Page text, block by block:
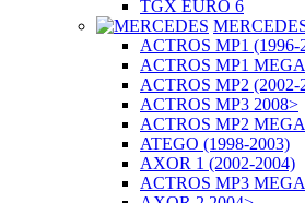
TGX EURO 6
ACTROS MP1 (1996-
ACTROS MP1
ACTROS MP2 (2002-
ACTROS MP3 2008>
ACTROS MP2
ATEGO (1998-2003)
AXOR 1 (2002-2004)
ACTROS MP3